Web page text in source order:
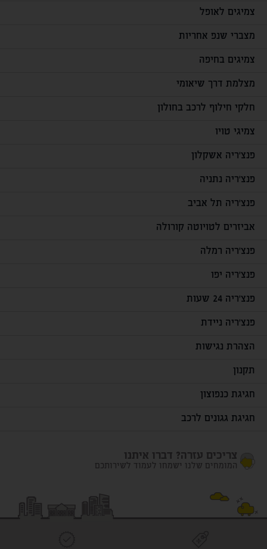
צמיגים לאופל
מצברי שנפ אחריות
צמיגים בחיפה
מצלמת דרך שיאומי
חלקי חילוף לרכב בחולון
צמיגי טויו
פנצ'ריה אשקלון
פנצ'ריה נתניה
פנצ'ריה תל אביב
אביזרים לטויוטה קורולה
פנצ'ריה רמלה
פנצ'ריה יפו
פנצ'ריה 24 שעות
פנצ'ריה ניידת
הצהרת נגישות
תקנון
חגיגת כנפוצון
חגיגת גגונים לרכב
צריכים עזרה? דברו איתנו
המומחים שלנו ישמחו לעמוד לשירותכם